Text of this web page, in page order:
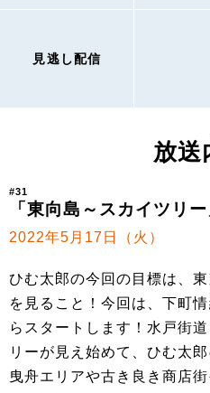
見逃し配信
放送
#31
「東向島～スカイツリ
2022年5月17日（火）
ひむ太郎の今回の目標は、
を見ること！今回は、下町
らスタートします！水戸街
リーが見え始めて、ひむ太
曳舟エリアや古き良き商店